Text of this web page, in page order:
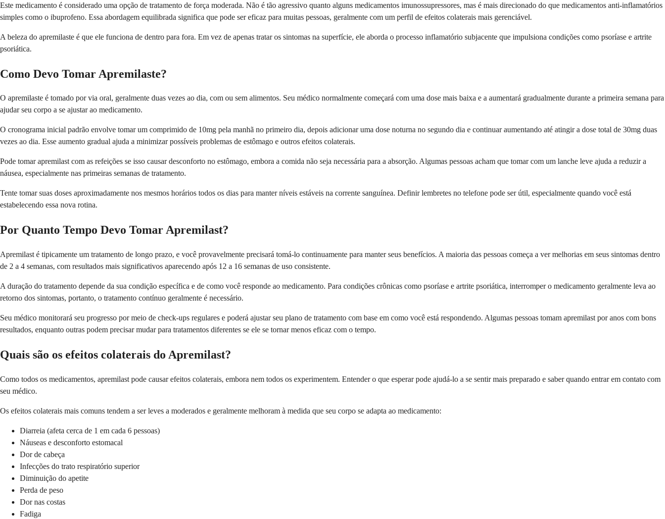
Este medicamento é considerado uma opção de tratamento de força moderada. Não é tão agressivo quanto alguns medicamentos imunossupressores, mas é mais direcionado do que medicamentos anti-inflamatórios
simples como o ibuprofeno. Essa abordagem equilibrada significa que pode ser eficaz para muitas pessoas, geralmente com um perfil de efeitos colaterais mais gerenciável.
A beleza do apremilaste é que ele funciona de dentro para fora. Em vez de apenas tratar os sintomas na superfície, ele aborda o processo inflamatório subjacente que impulsiona condições como psoríase e artrite
psoriática.
Como Devo Tomar Apremilaste?
O apremilaste é tomado por via oral, geralmente duas vezes ao dia, com ou sem alimentos. Seu médico normalmente começará com uma dose mais baixa e a aumentará gradualmente durante a primeira semana para
ajudar seu corpo a se ajustar ao medicamento.
O cronograma inicial padrão envolve tomar um comprimido de 10mg pela manhã no primeiro dia, depois adicionar uma dose noturna no segundo dia e continuar aumentando até atingir a dose total de 30mg duas
vezes ao dia. Esse aumento gradual ajuda a minimizar possíveis problemas de estômago e outros efeitos colaterais.
Pode tomar apremilast com as refeições se isso causar desconforto no estômago, embora a comida não seja necessária para a absorção. Algumas pessoas acham que tomar com um lanche leve ajuda a reduzir a
náusea, especialmente nas primeiras semanas de tratamento.
Tente tomar suas doses aproximadamente nos mesmos horários todos os dias para manter níveis estáveis na corrente sanguínea. Definir lembretes no telefone pode ser útil, especialmente quando você está
estabelecendo essa nova rotina.
Por Quanto Tempo Devo Tomar Apremilast?
Apremilast é tipicamente um tratamento de longo prazo, e você provavelmente precisará tomá-lo continuamente para manter seus benefícios. A maioria das pessoas começa a ver melhorias em seus sintomas dentro
de 2 a 4 semanas, com resultados mais significativos aparecendo após 12 a 16 semanas de uso consistente.
A duração do tratamento depende da sua condição específica e de como você responde ao medicamento. Para condições crônicas como psoríase e artrite psoriática, interromper o medicamento geralmente leva ao
retorno dos sintomas, portanto, o tratamento contínuo geralmente é necessário.
Seu médico monitorará seu progresso por meio de check-ups regulares e poderá ajustar seu plano de tratamento com base em como você está respondendo. Algumas pessoas tomam apremilast por anos com bons
resultados, enquanto outras podem precisar mudar para tratamentos diferentes se ele se tornar menos eficaz com o tempo.
Quais são os efeitos colaterais do Apremilast?
Como todos os medicamentos, apremilast pode causar efeitos colaterais, embora nem todos os experimentem. Entender o que esperar pode ajudá-lo a se sentir mais preparado e saber quando entrar em contato com
seu médico.
Os efeitos colaterais mais comuns tendem a ser leves a moderados e geralmente melhoram à medida que seu corpo se adapta ao medicamento:
Diarreia (afeta cerca de 1 em cada 6 pessoas)
Náuseas e desconforto estomacal
Dor de cabeça
Infecções do trato respiratório superior
Diminuição do apetite
Perda de peso
Dor nas costas
Fadiga